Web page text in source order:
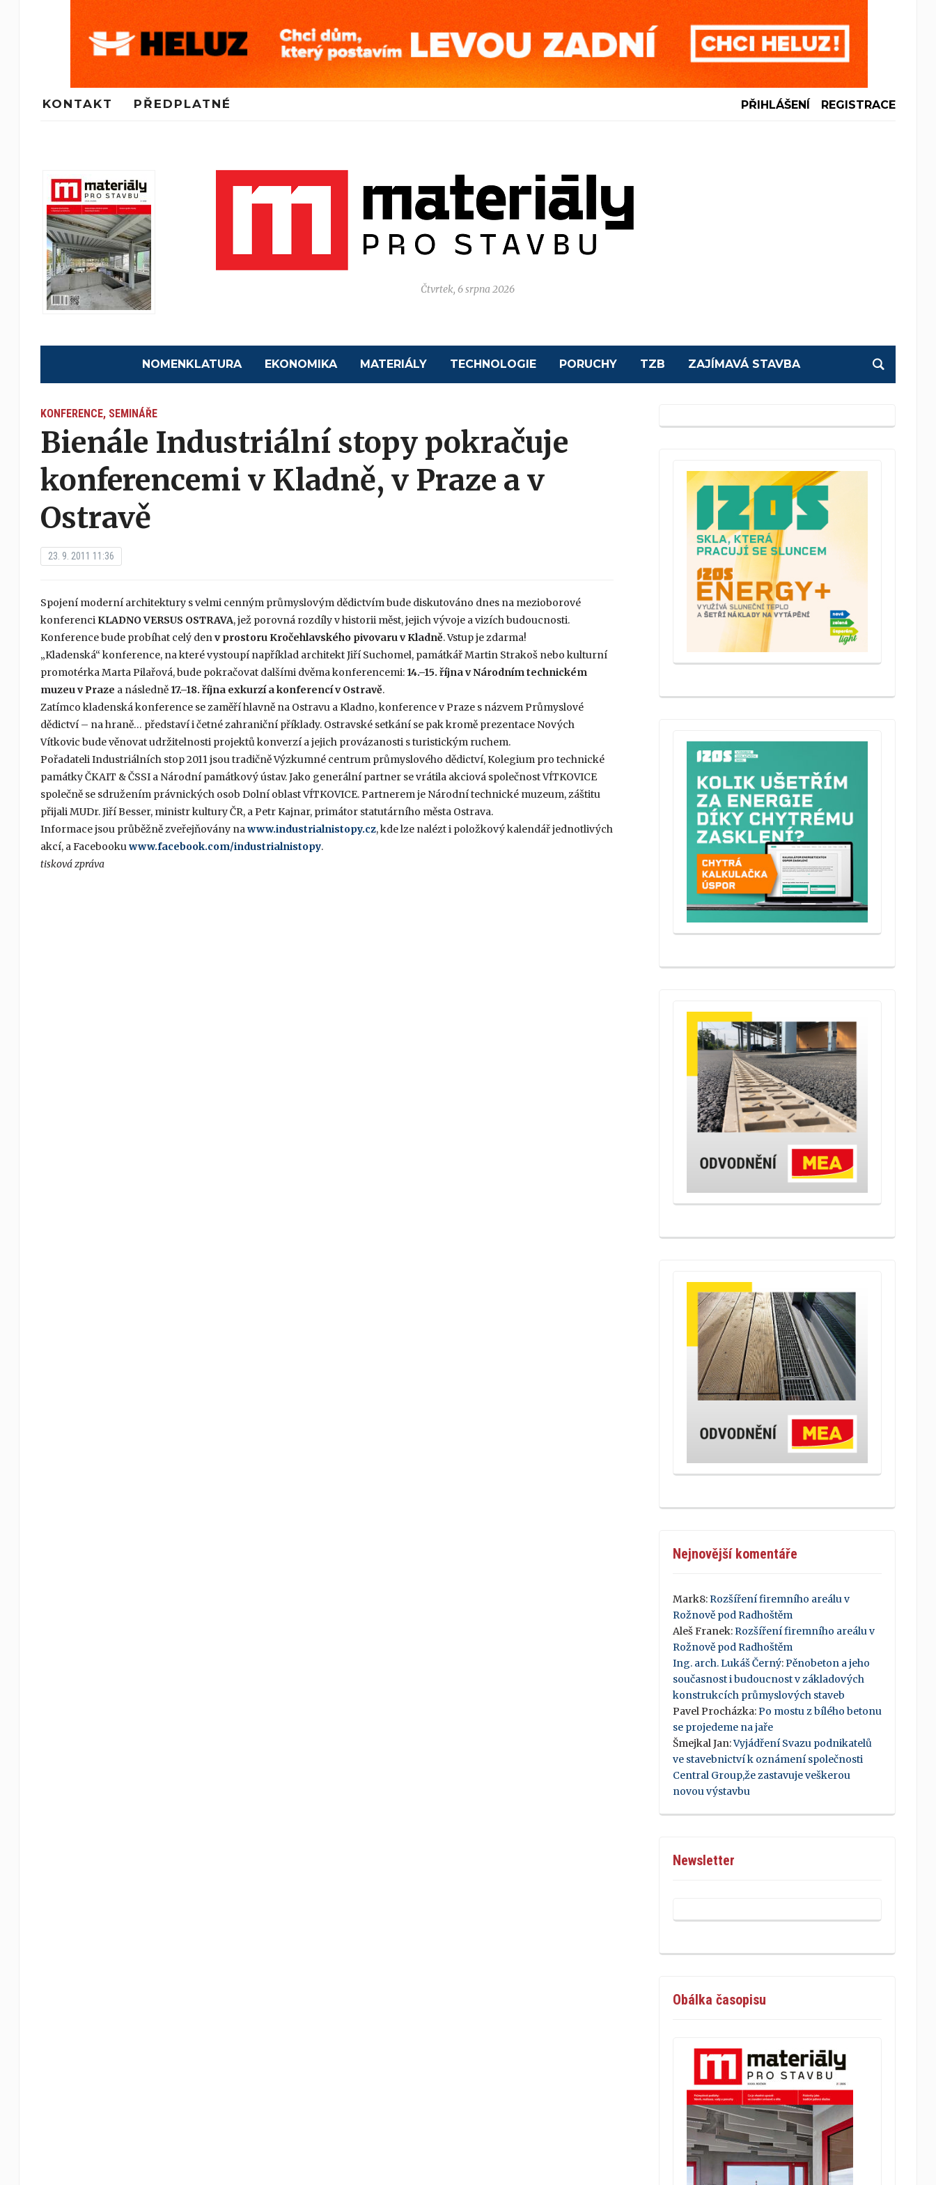
KONTAKT PŘEDPLATNÉ PŘIHLÁŠENÍ REGISTRACE
Čtvrtek, 6 srpna 2026
NOMENKLATURA EKONOMIKA MATERIÁLY TECHNOLOGIE PORUCHY TZB ZAJÍMAVÁ STAVBA
KONFERENCE, SEMINÁŘE
Bienále Industriální stopy pokračuje
konferencemi v Kladně, v Praze a v
Ostravě
23. 9. 2011 11:36
Spojení moderní architektury s velmi cenným průmyslovým dědictvím bude diskutováno dnes na mezioborové
konferenci KLADNO VERSUS OSTRAVA, jež porovná rozdíly v historii měst, jejich vývoje a vizích budoucnosti.
Konference bude probíhat celý denv prostoru Kročehlavského pivovaru v Kladně. Vstup je zdarma!
„Kladenská“ konference, na které vystoupí například architekt Jiří Suchomel, památkář Martin Strakoš nebo kulturní
promotérka Marta Pilařová, bude pokračovat dalšími dvěma konferencemi: 14.–15. října v Národním technickém
muzeu v Praze a následně 17.–18. října exkurzí a konferencí v Ostravě.
Zatímco kladenská konference se zaměří hlavně na Ostravu a Kladno, konference v Praze s názvem Průmyslové
dědictví – na hraně… představí i četné zahraniční příklady. Ostravské setkání se pak kromě prezentace Nových
Vítkovic bude věnovat udržitelnosti projektů konverzí a jejich provázanosti s turistickým ruchem.
Pořadateli Industriálních stop 2011 jsou tradičně Výzkumné centrum průmyslového dědictví, Kolegium pro technické
památky ČKAIT & ČSSI a Národní památkový ústav. Jako generální partner se vrátila akciová společnost VÍTKOVICE
společně se sdružením právnických osob Dolní oblast VÍTKOVICE. Partnerem je Národní technické muzeum, záštitu
přijali MUDr. Jiří Besser, ministr kultury ČR, a Petr Kajnar, primátor statutárního města Ostrava.
Informace jsou průběžně zveřejňovány nawww.industrialnistopy.cz, kde lze nalézt i položkový kalendář jednotlivých
akcí, a Facebookuwww.facebook.com/industrialnistopy.
tisková zpráva
Nejnovější komentáře
Mark8:Rozšíření firemního areálu v
Rožnově pod Radhoštěm
Aleš Franek:Rozšíření firemního areálu v
Rožnově pod Radhoštěm
Ing. arch. Lukáš Černý:Pěnobeton a jeho
současnost i budoucnost v základových
konstrukcích průmyslových staveb
Pavel Procházka:Po mostu z bílého betonu
se projedeme na jaře
Šmejkal Jan:Vyjádření Svazu podnikatelů
ve stavebnictví k oznámení společnosti
Central Group,že zastavuje veškerou
novou výstavbu
Newsletter
Obálka časopisu